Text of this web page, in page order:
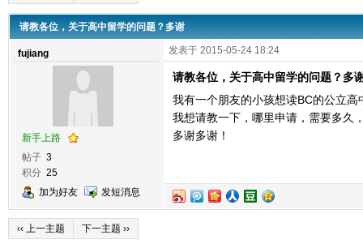
请教各位，关于高中留学的问题？多谢
fujiang
新手上路
帖子 3
积分 25
加为好友
发短消息
发表于 2015-05-24 18:24
请教各位，关于高中留学的问题？多
我有一个朋友的小孩想读BC的公立
我想请教一下，哪里申请，需要多久
多谢多谢！
‹‹ 上一主题 下一主题 ››